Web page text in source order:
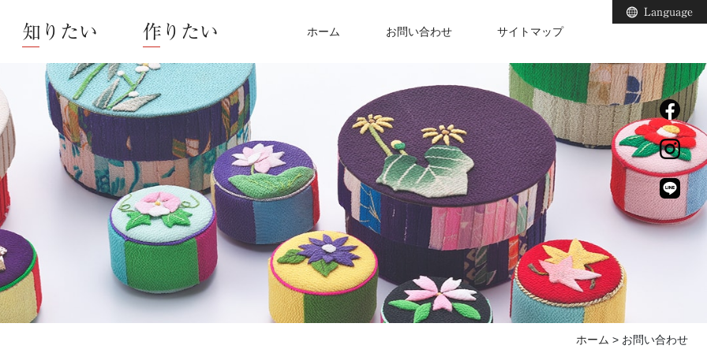
知りたい 作りたい ホーム お問い合わせ サイトマップ
Language
ホーム > お問い合わせ